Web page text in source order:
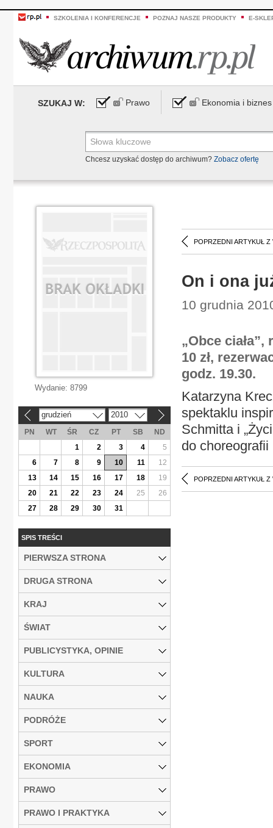
SZKOLENIA I KONFERENCJE POZNAJ NASZE PRODUKTY E-
SZUKAJ W: Prawo Ekonomia i biznes
Chcesz uzyskać dostęp do archiwum? Zobacz ofertę
POPRZEDNI ARTYKUŁ Z
On i ona
10 grudnia
„Obce
10 zł,
godz. 19.30.
Katarzyna
spektaklu
Schmitta i
do
POPRZEDNI ARTYKUŁ Z
Wydanie: 8799
grudzień 2010
PN WT ŚR CZ PT SB
ND
1
2 3 4
5
6
7 8 9 10 11
12
13
14 15 16 17 18
19
20
21 22 23 24 25
26
27
28 29 30 31
SPIS TREŚCI
PIERWSZA STRONA
DRUGA STRONA
KRAJ
ŚWIAT
PUBLICYSTYKA, OPINIE
KULTURA
NAUKA
PODRÓŻE
SPORT
EKONOMIA
PRAWO
PRAWO I PRAKTYKA